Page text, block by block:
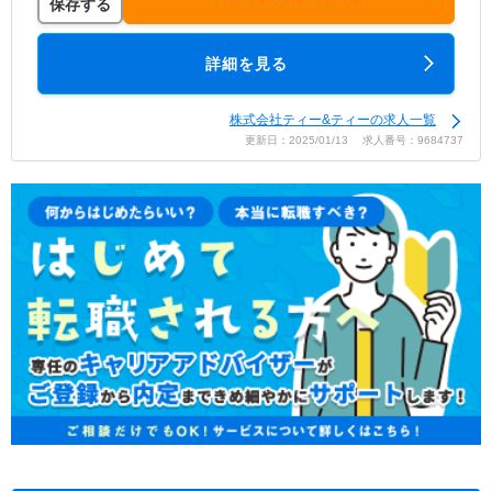
保存する
詳細を見る
株式会社ティー&ティーの求人一覧
更新日：2025/01/13 求人番号：9684737